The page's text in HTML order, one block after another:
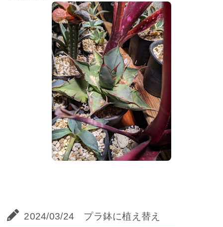
2024/03/24 プラ鉢に植え替え